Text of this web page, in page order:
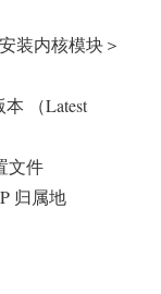
装内核模块＞
（Latest
文件
归属地